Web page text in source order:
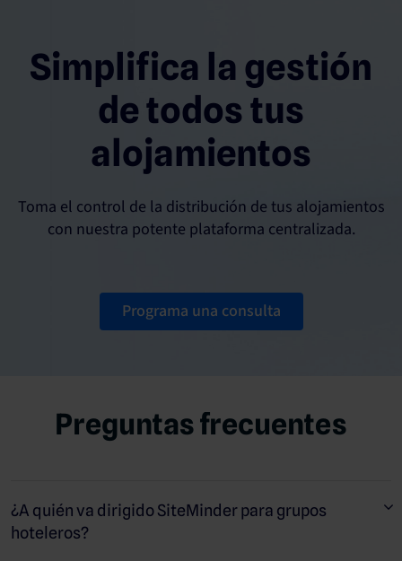
Simplifica la gestión
de todos tus
alojamientos
Toma el control de la distribución de tus alojamientos
con nuestra potente plataforma centralizada.
Programa una consulta
Preguntas frecuentes
¿A quién va dirigido SiteMinder para grupos
hoteleros?